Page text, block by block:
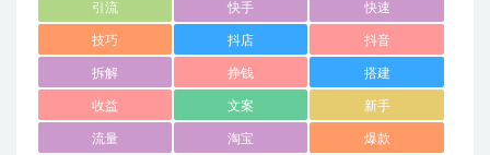
引流 快手 快速
技巧 抖店 抖音
拆解 挣钱 搭建
收益 文案 新手
流量 淘宝 爆款